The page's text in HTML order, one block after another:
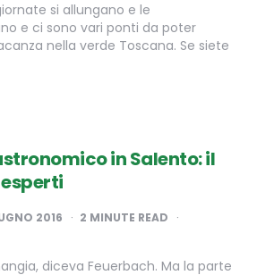
si allungano e le
e ci sono vari ponti da poter
nella verde Toscana. Se siete
in Salento: il
2016 2 MINUTE READ
diceva Feuerbach. Ma la parte